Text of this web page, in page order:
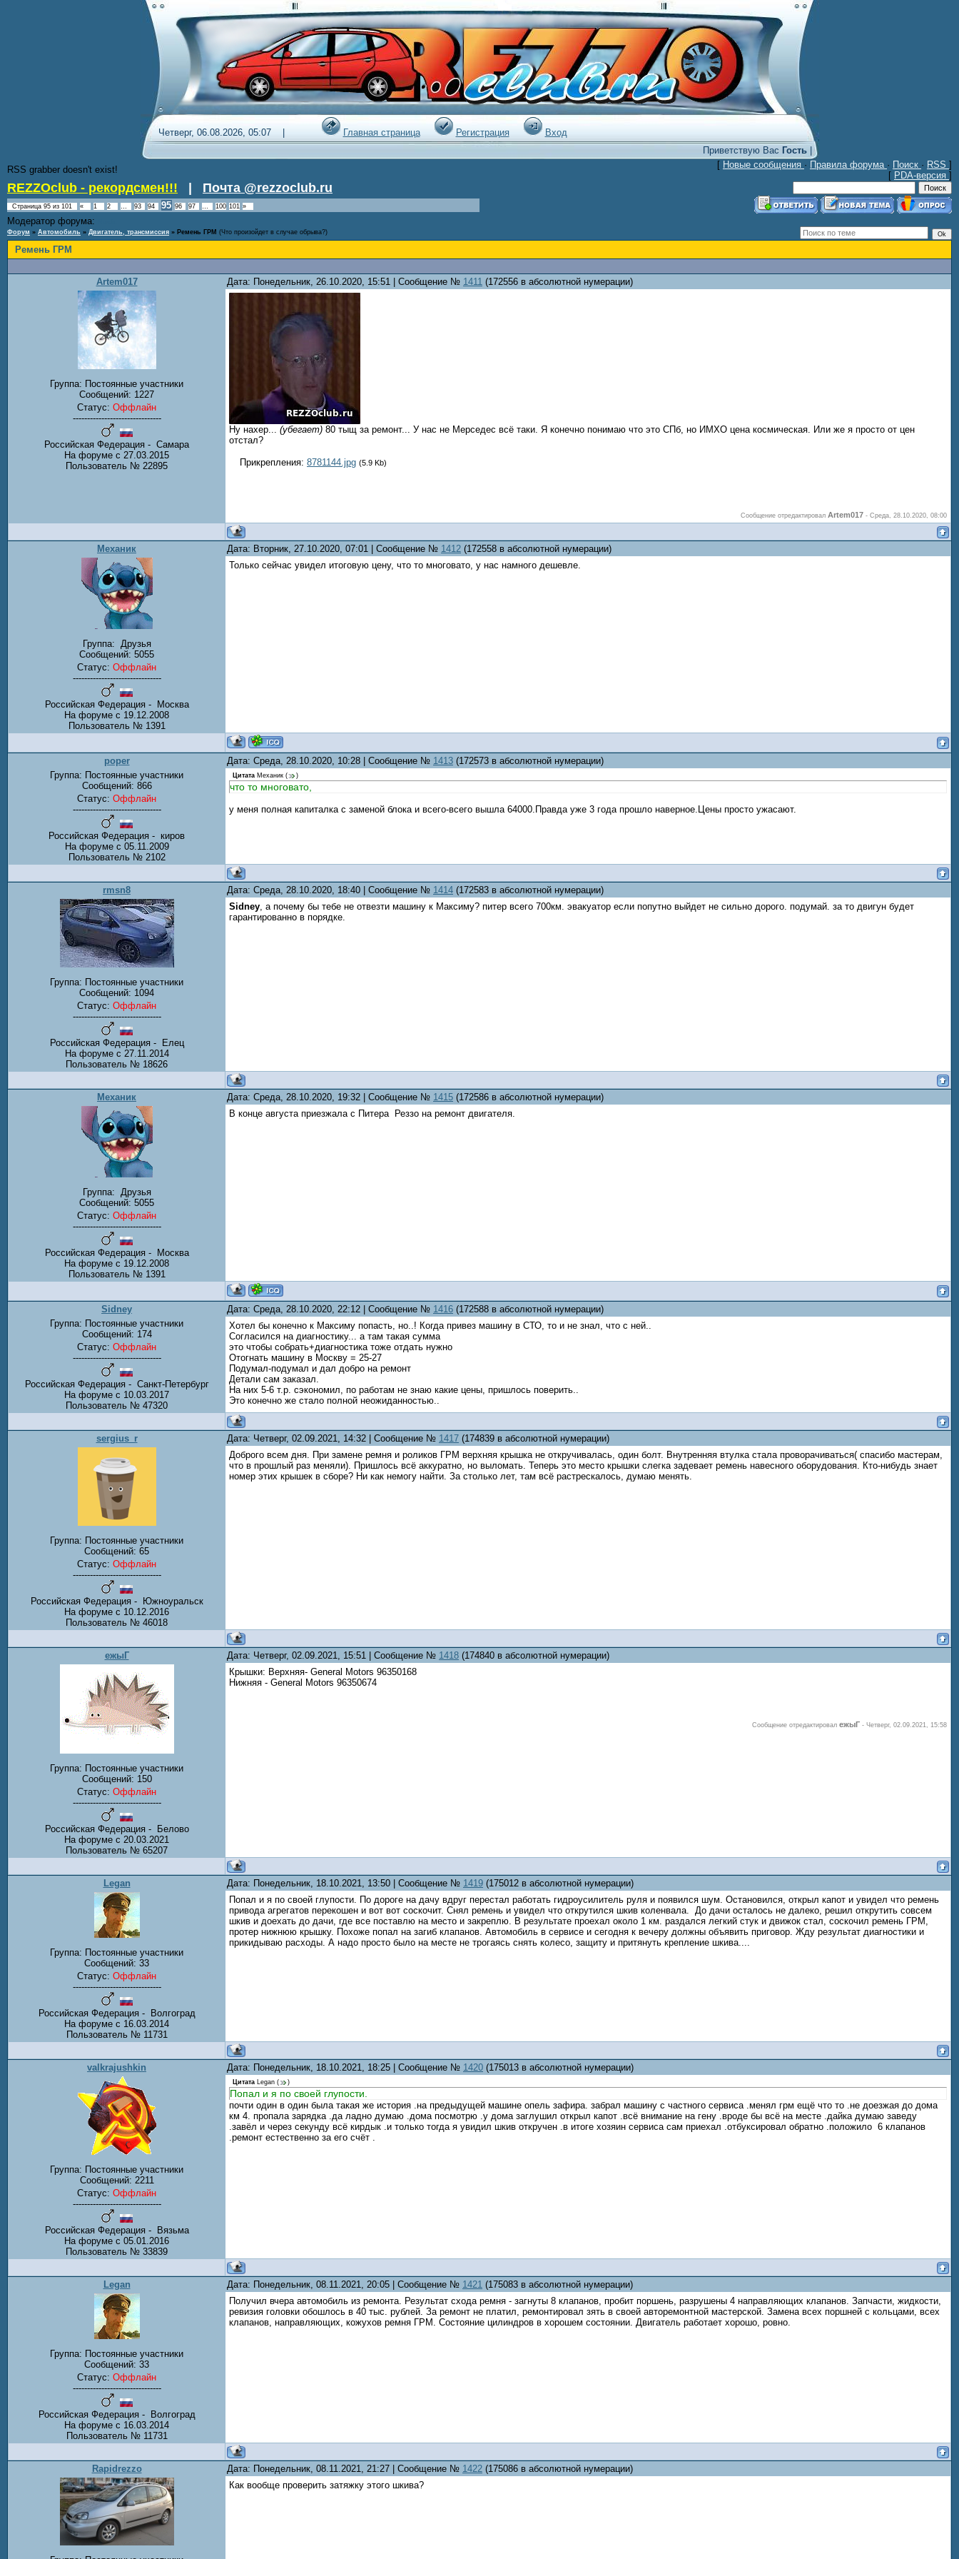
Четверг, 06.08.2026, 05:07 | Главная страница Регистрация
Вход
Приветствую Вас Гость|
RSS grabber doesn't exist!
[ Новые сообщения · Правила форума · Поиск · RSS ]
[ PDA-версия ]
REZZOclub - рекордсмен!!! Почта @rezzoclub.ru
Страница 95 из 101 « 1 2 … 93 94 95 96 97 … 100 101 »
Модератор форума:
Форум » Автомобиль » Двигатель, трансмиссия » Ремень ГРМ (Что произойдет в случае обрыва?)
Ремень ГРМ
Artem017 Дата: Понедельник, 26.10.2020, 15:51 | Сообщение № 1411 (172556 в абсолютной нумерации)
Группа: Постоянные участники
Сообщений: 1227
Статус: Оффлайн
-------------------------------
Российская Федерация - Самара
На форуме с 27.03.2015
Пользователь № 22895
Ну нахер... (убегает) 80 тыщ за ремонт... У нас не Мерседес всё таки. Я конечно понимаю что это СПб, но ИМХО цена космическая. Или же я просто от цен
отстал?
Прикрепления: 8781144.jpg (5.9 Kb)
Сообщение отредактировал Artem017 - Среда, 28.10.2020, 08:00
Механик Дата: Вторник, 27.10.2020, 07:01 | Сообщение № 1412 (172558 в абсолютной нумерации)
Группа: Друзья
Сообщений: 5055
Статус: Оффлайн
-------------------------------
Российская Федерация - Москва
На форуме с 19.12.2008
Пользователь № 1391
Только сейчас увидел итоговую цену, что то многовато, у нас намного дешевле.
poper Дата: Среда, 28.10.2020, 10:28 | Сообщение № 1413 (172573 в абсолютной нумерации)
Группа: Постоянные участники
Сообщений: 866
Статус: Оффлайн
-------------------------------
Российская Федерация - киров
На форуме с 05.11.2009
Пользователь № 2102
Цитата Механик ( )
что то многовато,
у меня полная капиталка с заменой блока и всего-всего вышла 64000.Правда уже 3 года прошло наверное.Цены просто ужасают.
rmsn8 Дата: Среда, 28.10.2020, 18:40 | Сообщение № 1414 (172583 в абсолютной нумерации)
Группа: Постоянные участники
Сообщений: 1094
Статус: Оффлайн
-------------------------------
Российская Федерация - Елец
На форуме с 27.11.2014
Пользователь № 18626
Sidney, а почему бы тебе не отвезти машину к Максиму? питер всего 700км. эвакуатор если попутно выйдет не сильно дорого. подумай. за то двигун будет
гарантированно в порядке.
Механик Дата: Среда, 28.10.2020, 19:32 | Сообщение № 1415 (172586 в абсолютной нумерации)
Группа: Друзья
Сообщений: 5055
Статус: Оффлайн
-------------------------------
Российская Федерация - Москва
На форуме с 19.12.2008
Пользователь № 1391
В конце августа приезжала с Питера Реззо на ремонт двигателя.
Sidney Дата: Среда, 28.10.2020, 22:12 | Сообщение № 1416 (172588 в абсолютной нумерации)
Группа: Постоянные участники
Сообщений: 174
Статус: Оффлайн
-------------------------------
Российская Федерация - Санкт-Петербург
На форуме с 10.03.2017
Пользователь № 47320
Хотел бы конечно к Максиму попасть, но..! Когда привез машину в СТО, то и не знал, что с ней..
Согласился на диагностику... а там такая сумма
это чтобы собрать+диагностика тоже отдать нужно
Отогнать машину в Москву = 25-27
Подумал-подумал и дал добро на ремонт
Детали сам заказал.
На них 5-6 т.р. сэкономил, по работам не знаю какие цены, пришлось поверить..
Это конечно же стало полной неожиданностью..
sergius_r Дата: Четверг, 02.09.2021, 14:32 | Сообщение № 1417 (174839 в абсолютной нумерации)
Группа: Постоянные участники
Сообщений: 65
Статус: Оффлайн
-------------------------------
Российская Федерация - Южноуральск
На форуме с 10.12.2016
Пользователь № 46018
Доброго всем дня. При замене ремня и роликов ГРМ верхняя крышка не откручивалась, один болт. Внутренняя втулка стала проворачиваться( спасибо мастерам,
что в прошлый раз меняли). Пришлось всë аккуратно, но выломать. Теперь это место крышки слегка задевает ремень навесного оборудования. Кто-нибудь знает
номер этих крышек в сборе? Ни как немогу найти. За столько лет, там всë растрескалось, думаю менять.
ежыГ Дата: Четверг, 02.09.2021, 15:51 | Сообщение № 1418 (174840 в абсолютной нумерации)
Группа: Постоянные участники
Сообщений: 150
Статус: Оффлайн
-------------------------------
Российская Федерация - Белово
На форуме с 20.03.2021
Пользователь № 65207
Крышки: Верхняя- General Motors 96350168
Нижняя - General Motors 96350674
Сообщение отредактировал ежыГ - Четверг, 02.09.2021, 15:58
Legan Дата: Понедельник, 18.10.2021, 13:50 | Сообщение № 1419 (175012 в абсолютной нумерации)
Группа: Постоянные участники
Сообщений: 33
Статус: Оффлайн
-------------------------------
Российская Федерация - Волгоград
На форуме с 16.03.2014
Пользователь № 11731
Попал и я по своей глупости. По дороге на дачу вдруг перестал работать гидроусилитель руля и появился шум. Остановился, открыл капот и увидел что ремень
привода агрегатов перекошен и вот вот соскочит. Снял ремень и увидел что открутился шкив коленвала. До дачи осталось не далеко, решил открутить совсем
шкив и доехать до дачи, где все поставлю на место и закреплю. В результате проехал около 1 км. раздался легкий стук и движок стал, соскочил ремень ГРМ,
протер нижнюю крышку. Похоже попал на загиб клапанов. Автомобиль в сервисе и сегодня к вечеру должны объявить приговор. Жду результат диагностики и
прикидываю расходы. А надо просто было на месте не трогаясь снять колесо, защиту и притянуть крепление шкива....
valkrajushkin Дата: Понедельник, 18.10.2021, 18:25 | Сообщение № 1420 (175013 в абсолютной нумерации)
Группа: Постоянные участники
Сообщений: 2211
Статус: Оффлайн
-------------------------------
Российская Федерация - Вязьма
На форуме с 05.01.2016
Пользователь № 33839
Цитата Legan ( )
Попал и я по своей глупости.
почти один в один была такая же история .на предыдущей машине опель зафира. забрал машину с частного сервиса .менял грм ещё что то .не доезжая до дома
км 4. пропала зарядка .да ладно думаю .дома посмотрю .у дома заглушил открыл капот .всё внимание на гену .вроде бы всё на месте .дайка думаю заведу
.завёл и через секунду всё кирдык .и только тогда я увидил шкив откручен .в итоге хозяин сервиса сам приехал .отбуксировал обратно .положило 6 клапанов
.ремонт естественно за его счёт .
Legan Дата: Понедельник, 08.11.2021, 20:05 | Сообщение № 1421 (175083 в абсолютной нумерации)
Группа: Постоянные участники
Сообщений: 33
Статус: Оффлайн
-------------------------------
Российская Федерация - Волгоград
На форуме с 16.03.2014
Пользователь № 11731
Получил вчера автомобиль из ремонта. Результат схода ремня - загнуты 8 клапанов, пробит поршень, разрушены 4 направляющих клапанов. Запчасти, жидкости,
ревизия головки обошлось в 40 тыс. рублей. За ремонт не платил, ремонтировал зять в своей авторемонтной мастерской. Замена всех поршней с кольцами, всех
клапанов, направляющих, кожухов ремня ГРМ. Состояние цилиндров в хорошем состоянии. Двигатель работает хорошо, ровно.
Rapidrezzo Дата: Понедельник, 08.11.2021, 21:27 | Сообщение № 1422 (175086 в абсолютной нумерации)
Как вообще проверить затяжку этого шкива?